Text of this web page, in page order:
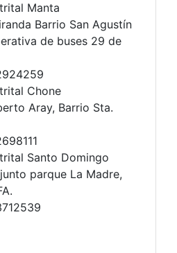
Manta
Barrio San Agustín
de buses 29 de
Chone
Aray, Barrio Sta.
Santo Domingo
parque La Madre,